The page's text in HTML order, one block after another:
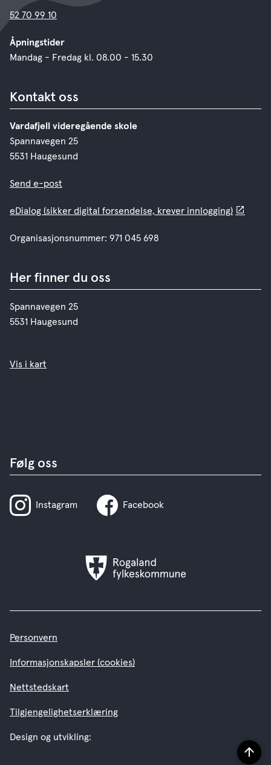
52 70 99 10
Åpningstider
Mandag - Fredag kl. 08.00 - 15.30
Kontakt oss
Vardafjell videregående skole
Spannavegen 25
5531 Haugesund
Send e-post
eDialog (sikker digital forsendelse, krever innlogging)
Organisasjonsnummer: 971 045 698
Her finner du oss
Spannavegen 25
5531 Haugesund
Vis i kart
Følg oss
Instagram Facebook
Rogaland
fylkeskommune
Personvern
Informasjonskapsler (cookies)
Nettstedskart
Tilgjengelighetserklæring
Design og utvikling:
Til